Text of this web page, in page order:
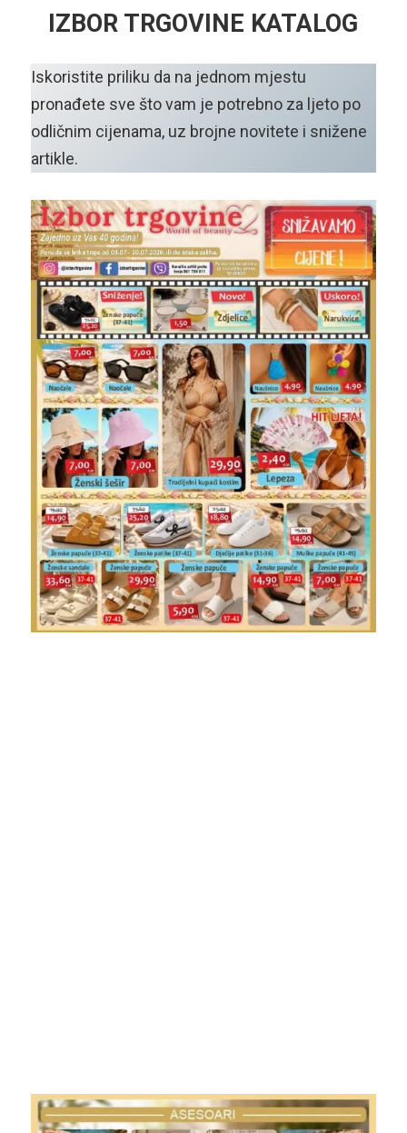
IZBOR TRGOVINE KATALOG
Iskoristite priliku da na jednom mjestu
pronađete sve što vam je potrebno za ljeto po
odličnim cijenama, uz brojne novitete i snižene
artikle.